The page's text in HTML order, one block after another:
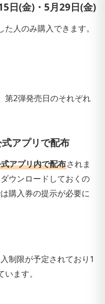
日(金)・5月29日(金)
人のみ購入できます。
第2弾発売日のそれぞれ
アプリで配布
アプリ内で配布されま
ウンロードしておくの
購入券の提示が必要に
制限が予定されており1
ます。